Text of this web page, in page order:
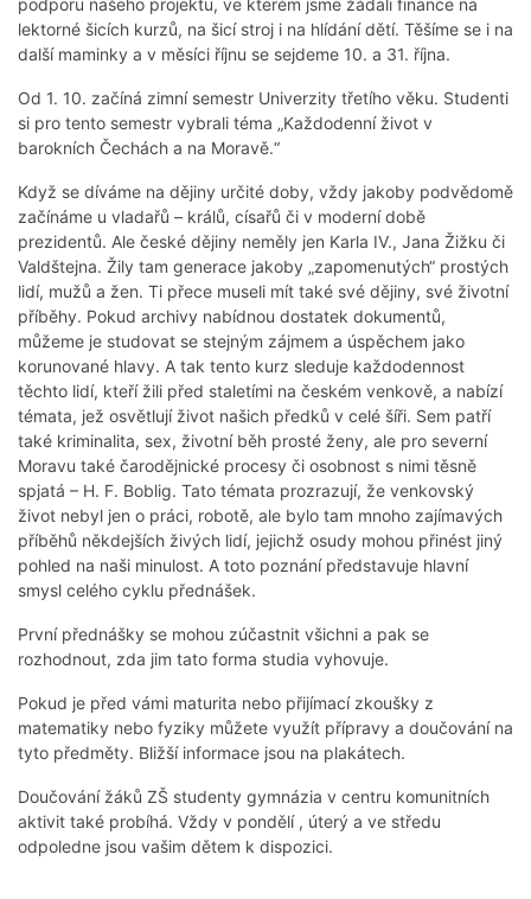
podporu našeho projektu, ve kterém jsme žádali finance na
lektorné šicích kurzů, na šicí stroj i na hlídání dětí. Těšíme se i na
další maminky a v měsíci říjnu se sejdeme 10. a 31. října.
Od 1. 10. začíná zimní semestr Univerzity třetího věku. Studenti
si pro tento semestr vybrali téma „Každodenní život v
barokních Čechách a na Moravě.“
Když se díváme na dějiny určité doby, vždy jakoby podvědomě
začínáme u vladařů – králů, císařů či v moderní době
prezidentů. Ale české dějiny neměly jen Karla IV., Jana Žižku či
Valdštejna. Žily tam generace jakoby „zapomenutých“ prostých
lidí, mužů a žen. Ti přece museli mít také své dějiny, své životní
příběhy. Pokud archivy nabídnou dostatek dokumentů,
můžeme je studovat se stejným zájmem a úspěchem jako
korunované hlavy. A tak tento kurz sleduje každodennost
těchto lidí, kteří žili před staletími na českém venkově, a nabízí
témata, jež osvětlují život našich předků v celé šíři. Sem patří
také kriminalita, sex, životní běh prosté ženy, ale pro severní
Moravu také čarodějnické procesy či osobnost s nimi těsně
spjatá – H. F. Boblig. Tato témata prozrazují, že venkovský
život nebyl jen o práci, robotě, ale bylo tam mnoho zajímavých
příběhů někdejších živých lidí, jejichž osudy mohou přinést jiný
pohled na naši minulost. A toto poznání představuje hlavní
smysl celého cyklu přednášek.
První přednášky se mohou zúčastnit všichni a pak se
rozhodnout, zda jim tato forma studia vyhovuje.
Pokud je před vámi maturita nebo přijímací zkoušky z
matematiky nebo fyziky můžete využít přípravy a doučování na
tyto předměty. Bližší informace jsou na plakátech.
Doučování žáků ZŠ studenty gymnázia v centru komunitních
aktivit také probíhá. Vždy v pondělí , úterý a ve středu
odpoledne jsou vašim dětem k dispozici.